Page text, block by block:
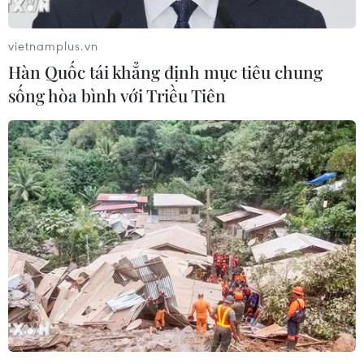
Thủ đô Hà Nội có mưa, mưa rào
rải rác và có nơi có dông, trong
mưa dông có khả năng xảy ra lốc
sét, đêm trời chuyển rét; gió Đông
Bắc cấp 2-3, nhiệt độ thấp nhất 17-
19 độ C; cao nhất 21-23 độ C.
(TTXVN/Vietnam+)
vietnamplus.vn
Hàn Quốc tái khẳng định mục tiêu chung
sống hòa bình với Triều Tiên